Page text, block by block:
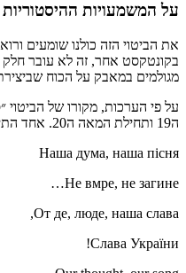
על המשמעויות
את הביטוי הזה כולנו שומעים
בקונטקסט אחר, זה לא עובר חלק
מגולמים במאבק על הכוח
ה19 ותחילת המאה ה20. אחד התיעודים המוכרים של הביטוי הוא בשיר שכתב המשורר טראסה שבצ׳נקו בשנת 1860:
Наша дума, наша пісня
Не вмре, не загине…
От де, люде, наша слава,
Слава України!